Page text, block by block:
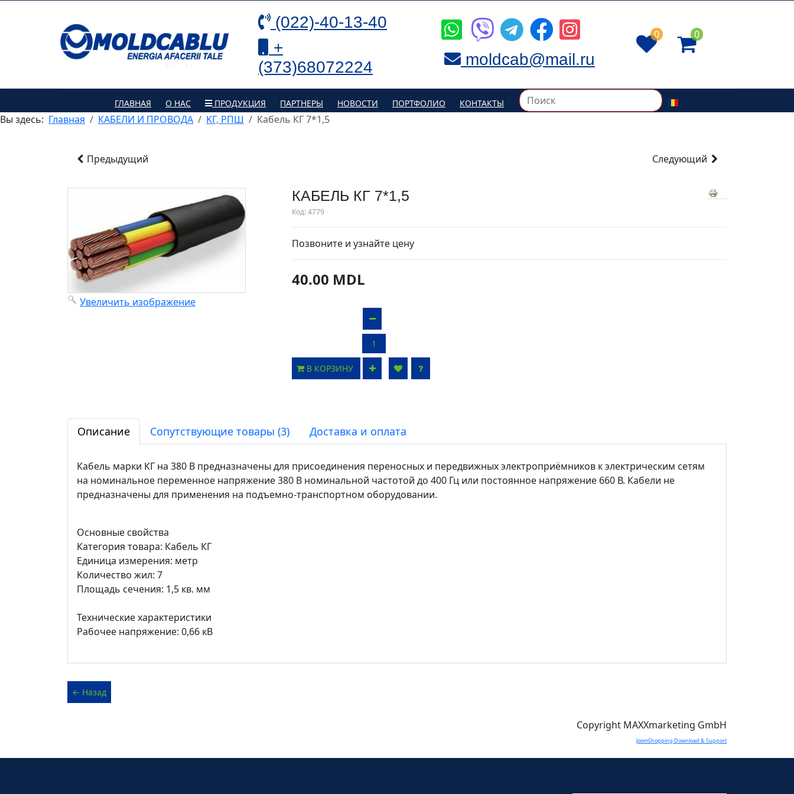
(022)-40-13-40
+
(373)68072224
moldcab@mail.ru
0 0
ГЛАВНАЯ О НАС ПРОДУКЦИЯ ПАРТНЕРЫ НОВОСТИ ПОРТФОЛИО КОНТАКТЫ
Вы здесь: Главная КАБЕЛИ И ПРОВОДА KГ, РПШ Кабель КГ 7*1,5
Предыдущий Следующий
Увеличить изображение
КАБЕЛЬ КГ 7*1,5
Код:4779
Позвоните и узнайте цену
40.00 MDL
В КОРЗИНУ
Описание Сопутствующие товары (3) Доставка и оплата
Кабель марки КГ на 380 В предназначены для присоединения переносных и передвижных электроприёмников к электрическим сетям
на номинальное переменное напряжение 380 В номинальной частотой до 400 Гц или постоянное напряжение 660 В. Кабели не
предназначены для применения на подъемно-транспортном оборудовании.
Основные свойства
Категория товара: Кабель КГ
Единица измерения: метр
Количество жил: 7
Площадь сечения: 1,5 кв. мм
Технические характеристики
Рабочее напряжение: 0,66 кВ
Copyright MAXXmarketing GmbH
JoomShopping Download & Support